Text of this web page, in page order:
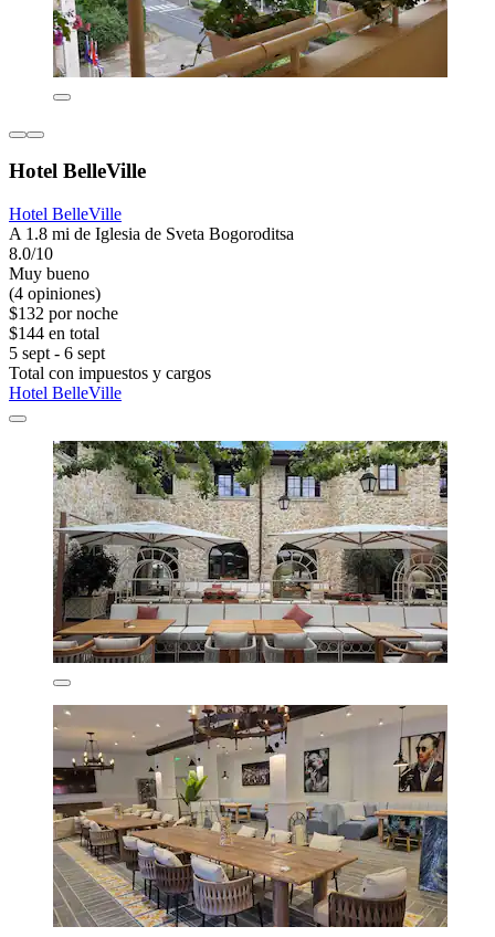
Hotel BelleVille
Hotel BelleVille
A 1.8 mi de Iglesia de Sveta Bogoroditsa
8.0/10
Muy bueno
(4 opiniones)
$132 por noche
$144 en total
5 sept - 6 sept
Total con impuestos y cargos
Hotel BelleVille